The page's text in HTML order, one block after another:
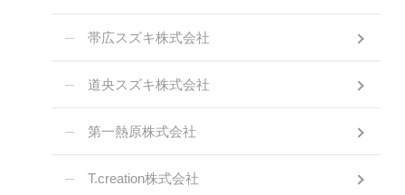
帯広スズキ株式会社
道央スズキ株式会社
第一熱原株式会社
T.creation株式会社